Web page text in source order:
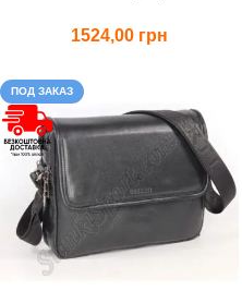
1524,00
ПОД ЗАКАЗ